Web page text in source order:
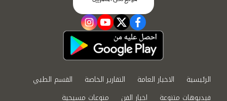
facebook
twitter
youtube
instagram
الرئيسية الاخبار العامة التقارير الخاصة
القسم الطبي
فيديوهات متنوعة
اخبار الفن منوعات مسيحية